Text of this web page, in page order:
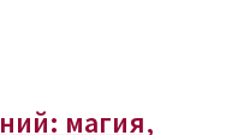
магия,